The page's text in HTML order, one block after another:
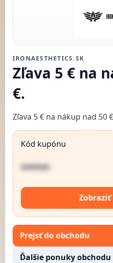
IRONAESTHETICS.SK
Zľava 5 € na
€.
Zľava 5 € na nákup nad 50
Kód kupónu
••••••
Prejsť do obchodu
Ďalšie ponuky obchodu